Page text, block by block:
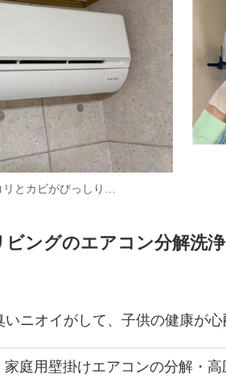
リとカビがびっしり…
ビングのエアコン分解洗浄
いニオイがして、子供の健康が
家庭用壁掛けエアコンの分解・高